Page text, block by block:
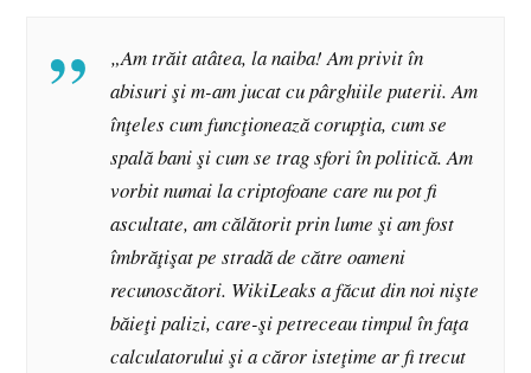
„Am trăit atâtea, la naiba! Am privit în
abisuri şi m-am jucat cu pârghiile puterii. Am
înţeles cum funcţionează corupţia, cum se
spală bani şi cum se trag sfori în politică. Am
vorbit numai la criptofoane care nu pot fi
ascultate, am călătorit prin lume şi am fost
îmbrăţişat pe stradă de către oameni
recunoscători. WikiLeaks a făcut din noi nişte
băieţi palizi, care-şi petreceau timpul în faţa
calculatorului şi a căror isteţime ar fi trecut